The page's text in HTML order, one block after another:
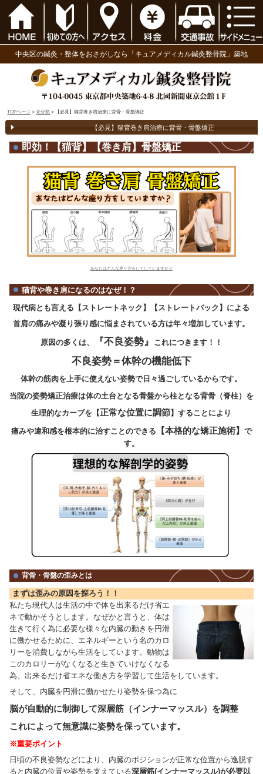
中央区の鍼灸・整体をおさがしなら「キュアメデ
【必見】猫背巻き肩治療に背
即効！【猫背】【巻き肩】骨盤矯正
猫背や巻き肩になるのはなぜ！？
現代病とも言える【ストレートネック】【スト
首肩の痛みや凝り張り感に悩まされている方は
原因の多くは、『不良姿勢』
不良姿勢＝体幹の機能
体幹の筋肉を上手に使えない姿勢で日々過ご
当院の姿勢矯正治療は体の土台となる骨盤から柱
生理的なカーブを【正常な位置に調節】
痛みや違和感を根本的に治すことのできる【本
す。